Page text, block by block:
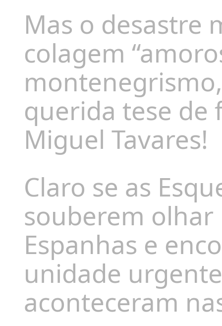
Mas o desastre
colagem
querida tese de
Miguel Tavares!
Claro se as
souberem olhar
Espanhas e
unidade
aconteceram